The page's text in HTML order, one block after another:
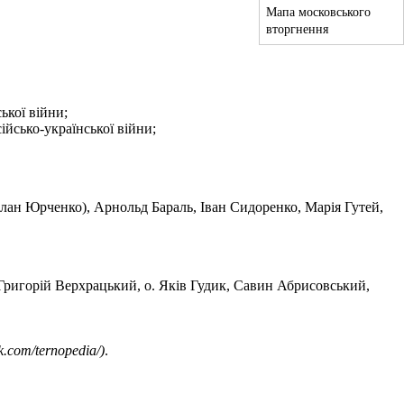
Мапа московського
вторгнення
війни;
української війни;
Юрченко), Арнольд Бараль, Іван Сидоренко, Марія Гутей,
Верхрацький, о. Яків Гудик, Савин Абрисовський,
.